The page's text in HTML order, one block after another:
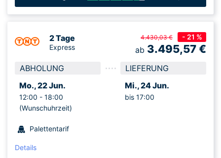
2 Tage
Express
ABHOLUNG
Mo., 22 Jun.
12:00 - 18:00
(Wunschuhrzeit)
LIEFERUNG
Mi., 24 Jun.
bis 17:00
Palettentarif
Details
4.430,03 € - 21 %
ab 3.495,57€